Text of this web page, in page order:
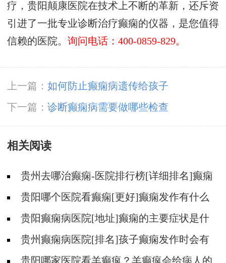
疗，贵阳颠康医院在技术上不断的革新，还斥资
引进了一批专业诊断治疗癫痫的仪器，是您值得
信赖的医院。 询问电话：400-0859-829。
上一篇： 如何防止癫痫病遗传给孩子
下一篇： 诊断癫痫病需要做哪些检查
相关阅读
贵州去哪治癫痫-医院排行榜[详细排名]癫痫
会导致病人精神失常吗?
贵阳哪个医院看癫痫[更好]癫痫发作有什么
症状表现?
贵阳癫痫病医院[地址]癫痫的主要症状是什
么?贵州癫痫病医院[排名]孩子癫痫发作时会有